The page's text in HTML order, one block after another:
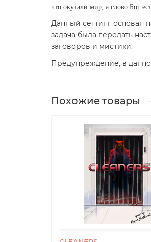
что окутали мир, а слово Бог
Данный сеттинг основан
задача была передать
заговоров и мистики.
Предупреждение, в
Похожие товары